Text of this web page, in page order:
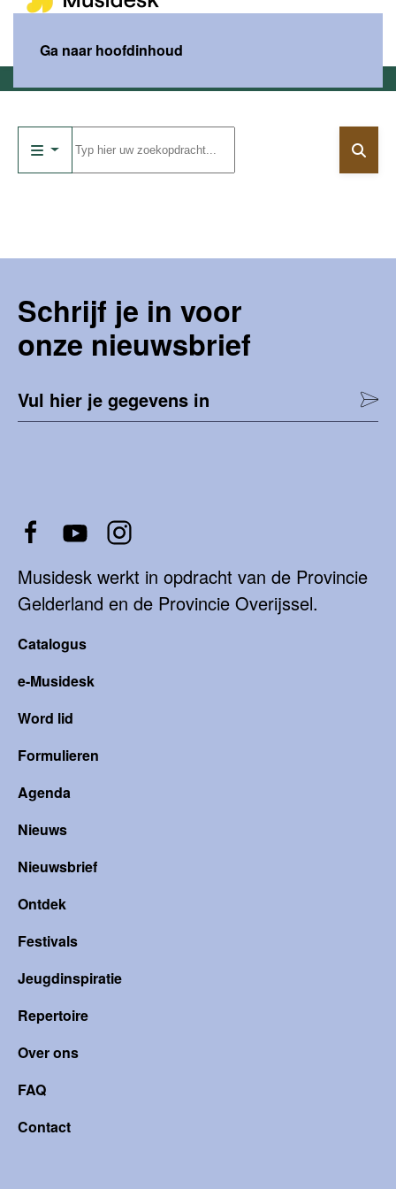
Ga naar hoofdinhoud
Schrijf je in voor
onze nieuwsbrief
Vul hier je gegevens in
Musidesk werkt in opdracht van de Provincie
Gelderland en de Provincie Overijssel.
Catalogus
e-Musidesk
Word lid
Formulieren
Agenda
Nieuws
Nieuwsbrief
Ontdek
Festivals
Jeugdinspiratie
Repertoire
Over ons
FAQ
Contact